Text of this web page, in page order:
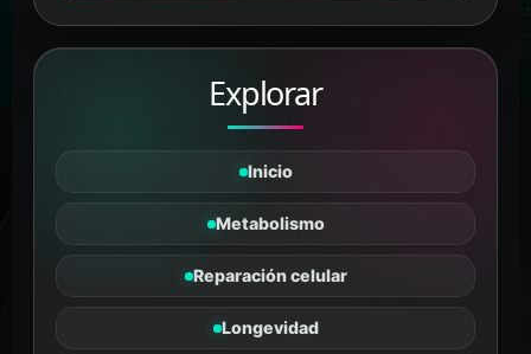
Explorar
Inicio
Metabolismo
Reparación celular
Longevidad